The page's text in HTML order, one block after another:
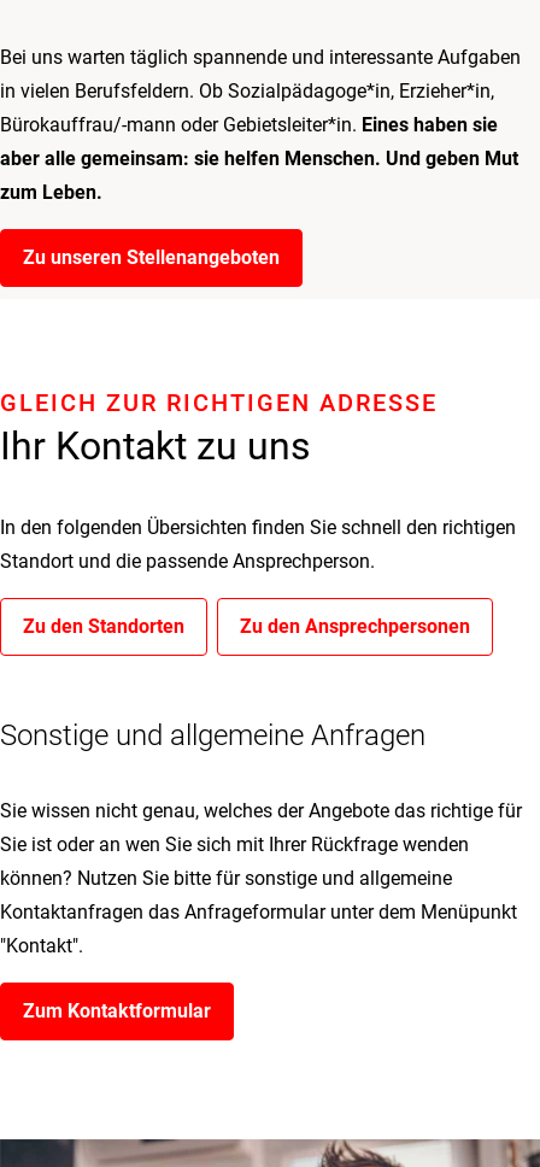
Bei uns warten täglich spannende und interessante Aufgaben
in vielen Berufsfeldern. Ob Sozialpädagoge*in, Erzieher*in,
Bürokauffrau/-mann oder Gebietsleiter*in. Eines haben sie
aber alle gemeinsam: sie helfen Menschen. Und geben Mut
zum Leben.
Zu unseren Stellenangeboten
Ihr Kontakt zu uns
GLEICH ZUR RICHTIGEN ADRESSE
In den folgenden Übersichten finden Sie schnell den richtigen
Standort und die passende Ansprechperson.
Zu den Standorten Zu den Ansprechpersonen
Sonstige und allgemeine Anfragen
Sie wissen nicht genau, welches der Angebote das richtige für
Sie ist oder an wen Sie sich mit Ihrer Rückfrage wenden
können? Nutzen Sie bitte für sonstige und allgemeine
Kontaktanfragen das Anfrageformular unter dem Menüpunkt
"Kontakt".
Zum Kontaktformular